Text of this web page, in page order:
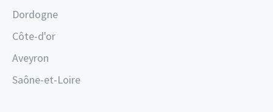
Dordogne
Côte-d'or
Aveyron
Saône-et-Loire